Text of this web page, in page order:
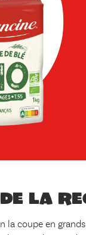
de la
la coupe en